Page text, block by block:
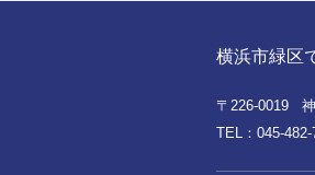
横浜市緑区
〒226-0019
TEL：045-